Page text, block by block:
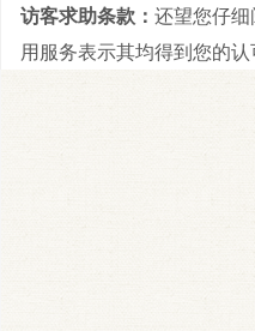
访客求助条款： 还望您仔
用服务表示其均得到您的认